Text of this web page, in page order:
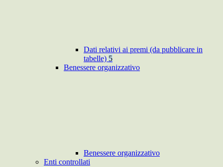
Dati relativi ai premi (da pubblicare in
tabelle) 5
Benessere organizzativo
Benessere organizzativo
Enti controllati